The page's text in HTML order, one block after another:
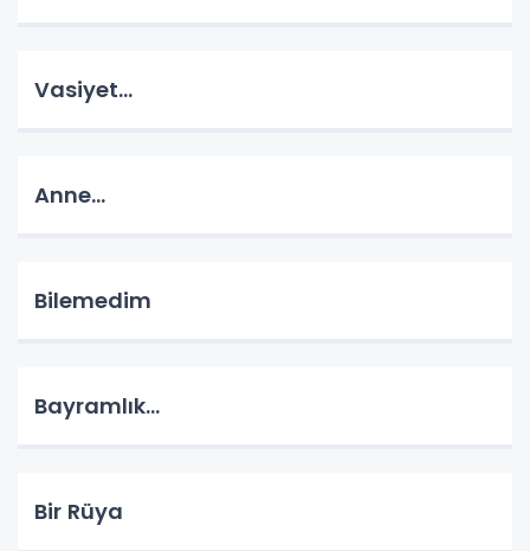
Vasiyet...
Anne...
Bilemedim
Bayramlık...
Bir Rüya